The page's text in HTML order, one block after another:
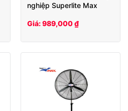
nghiệp Superlite Max
Giá: 989,000 ₫